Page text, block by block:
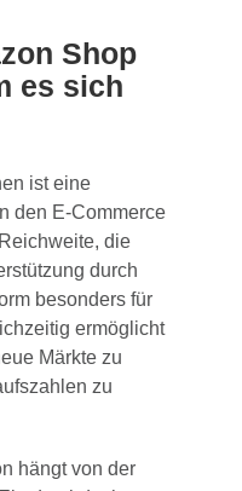
Shop
es sich
ist eine
den E-Commerce
die
durch
besonders für
ermöglicht
Märkte zu
zu
hängt von der